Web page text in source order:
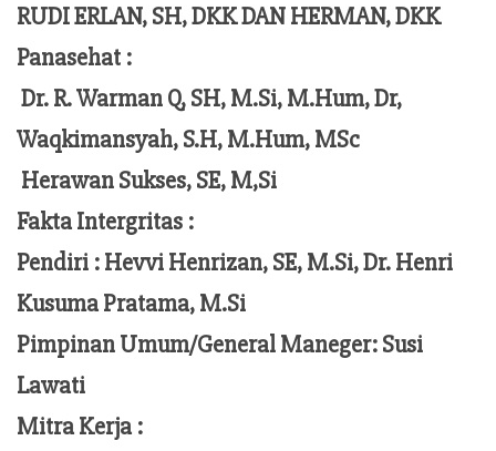
RUDI ERLAN, SH, DKK DAN HERMAN, DKK
Panasehat :
Dr. R. Warman Q, SH, M.Si, M.Hum,Dr,
Waqkimansyah, S.H, M.Hum, MSc
Herawan Sukses, SE, M,Si
Fakta Intergritas :
Pendiri :Hevvi Henrizan, SE, M.Si, Dr. Henri
Kusuma Pratama, M.Si
Pimpinan Umum/General Maneger:Susi
Lawati
Mitra Kerja :